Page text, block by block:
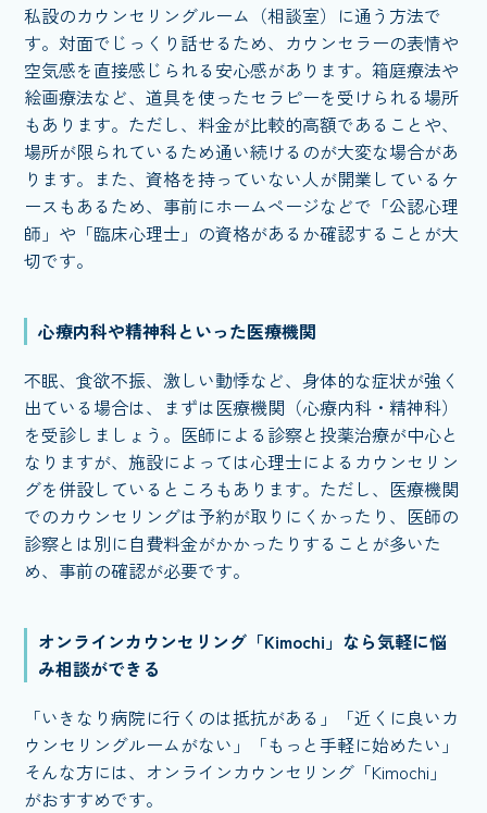
私設のカウンセリングルーム（相談室）に通う方法で
す。対面でじっくり話せるため、カウンセラーの表情や
空気感を直接感じられる安心感があります。箱庭療法や
絵画療法など、道具を使ったセラピーを受けられる場所
もあります。ただし、料金が比較的高額であることや、
場所が限られているため通い続けるのが大変な場合があ
ります。また、資格を持っていない人が開業しているケ
ースもあるため、事前にホームページなどで「公認心理
師」や「臨床心理士」の資格があるか確認することが大
切です。
心療内科や精神科といった医療機関
不眠、食欲不振、激しい動悸など、身体的な症状が強く
出ている場合は、まずは医療機関（心療内科・精神科）
を受診しましょう。医師による診察と投薬治療が中心と
なりますが、施設によっては心理士によるカウンセリン
グを併設しているところもあります。ただし、医療機関
でのカウンセリングは予約が取りにくかったり、医師の
診察とは別に自費料金がかかったりすることが多いた
め、事前の確認が必要です。
オンラインカウンセリング「Kimochi」なら気軽に悩
み相談ができる
「いきなり病院に行くのは抵抗がある」「近くに良いカ
ウンセリングルームがない」「もっと手軽に始めたい」
そんな方には、オンラインカウンセリング「Kimochi」
がおすすめです。